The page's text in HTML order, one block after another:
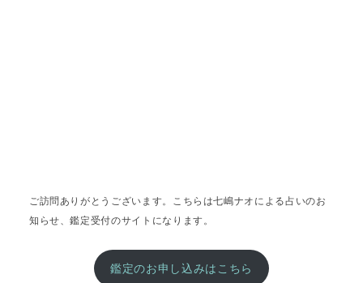
ご訪問ありがとうございます。こちらは七嶋ナオによる占いのお
知らせ、鑑定受付のサイトになります。
鑑定のお申し込みはこちら